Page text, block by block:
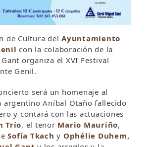
de Cultura delAyuntamiento
con la colaboración de la
organiza el XVI Festival
Genil.
será un homenaje al
argentino Aníbal Otaño fallecido
y contará con las actuaciones
Trío, el tenor Mario Mauriño,
Sofía Tkach y Ophélie Duhem,